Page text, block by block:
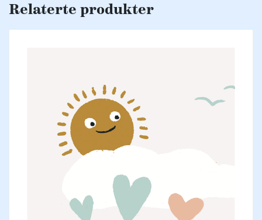
Relaterte produkter